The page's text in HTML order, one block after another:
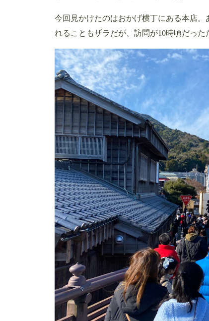
今回見かけたのはおかげ横丁にある本店
れることもザラだが、訪問が10時頃だった